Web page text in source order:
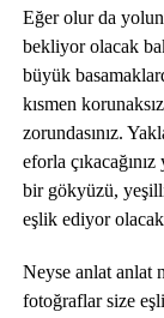
Eğer olur da
bekliyor olacak
büyük
kısmen
zorundasınız.
eforla
bir gökyüzü,
eşlik ediyor
Neyse anlat anlat
fotoğraflar size